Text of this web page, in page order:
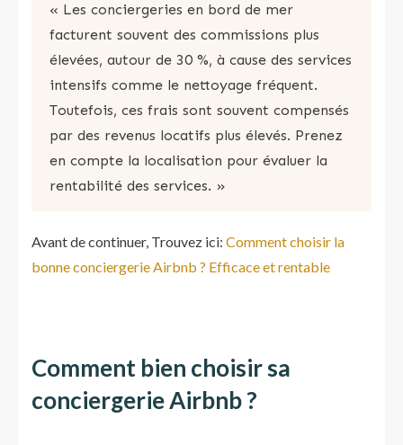
« Les conciergeries en bord de mer
facturent souvent des commissions plus
élevées, autour de 30 %, à cause des services
intensifs comme le nettoyage fréquent.
Toutefois, ces frais sont souvent compensés
par des revenus locatifs plus élevés. Prenez
en compte la localisation pour évaluer la
rentabilité des services. »
Avant de continuer, Trouvez ici: Comment choisir la
bonne conciergerie Airbnb ? Efficace et rentable
Comment bien choisir sa
conciergerie Airbnb ?